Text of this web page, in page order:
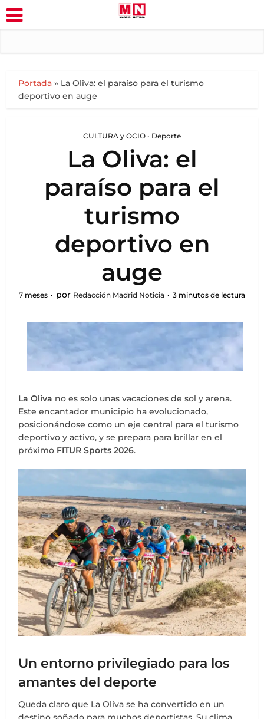
Portada » La Oliva: el paraíso para el turismo
deportivo en auge
CULTURA y OCIO • Deporte
La Oliva: el
paraíso para el
turismo
deportivo en
auge
7 meses por Redacción Madrid Noticia 3 minutos de lectura
La Oliva no es solo unas vacaciones de sol y arena.
Este encantador municipio ha evolucionado,
posicionándose como un eje central para el turismo
deportivo y activo, y se prepara para brillar en el
próximo FITUR Sports 2026.
Un entorno privilegiado para los
amantes del deporte
Queda claro que La Oliva se ha convertido en un